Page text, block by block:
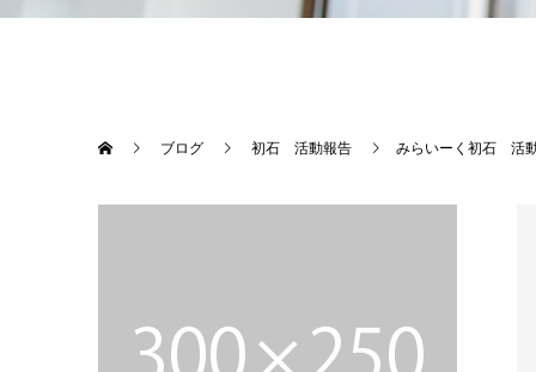
ブログ 初石 活動報告 みらいーく初石 活